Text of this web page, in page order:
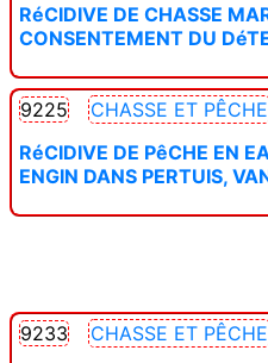
RéCIDIVE DE CHASSE
CONSENTEMENT DU
9225
CHASSE ET PÊCHE
RéCIDIVE DE PêCHE EN
ENGIN DANS PERTUIS,
9233
CHASSE ET PÊCHE